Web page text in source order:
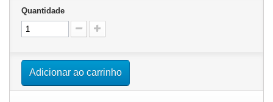
Quantidade
Adicionar ao carrinho